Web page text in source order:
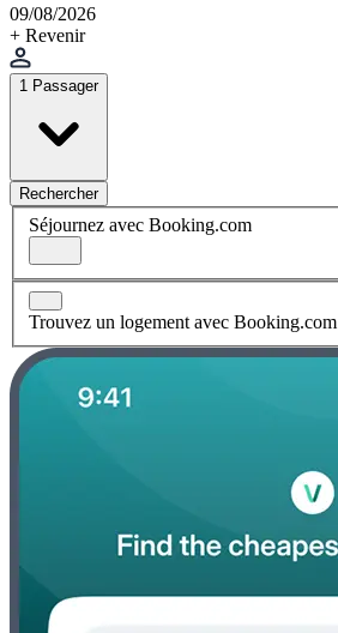
09/08/2026
+ Revenir
1 Passager
Rechercher
Séjournez avec Booking.com
Trouvez un logement avec Booking.com